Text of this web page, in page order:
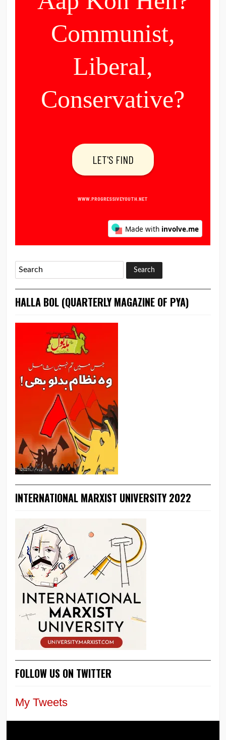
HALLA BOL (QUARTERLY MAGAZINE OF PYA)
INTERNATIONAL MARXIST UNIVERSITY 2022
FOLLOW US ON TWITTER
My Tweets